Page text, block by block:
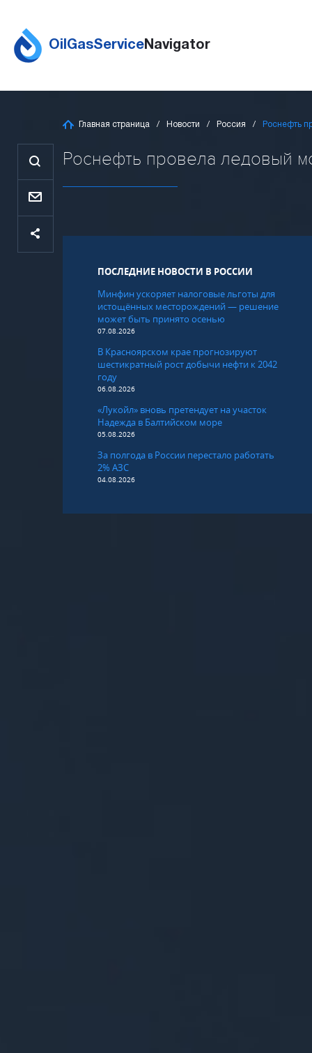
OilGasServiceNavigator
Главная страница Новости Россия Роснефть
Роснефть провела ледовый
ПОСЛЕДНИЕ НОВОСТИ В РОССИИ
Минфин ускоряет налоговые льготы для
истощённых месторождений — решение
может быть принято осенью
07.08.2026
В Красноярском крае прогнозируют
шестикратный рост добычи нефти к 2042
году
06.08.2026
«Лукойл» вновь претендует на участок
Надежда в Балтийском море
05.08.2026
За полгода в России перестало работать
2% АЗС
04.08.2026